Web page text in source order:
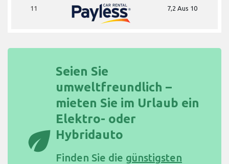
11 7,2 Aus 10
eco
Seien Sie
umweltfreundlich –
mieten Sie im Urlaub ein
Elektro- oder
Hybridauto
Finden Sie die günstigsten